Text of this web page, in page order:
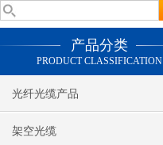
产品分类
PRODUCT CLASSIFICATION
光纤光缆产品
架空光缆